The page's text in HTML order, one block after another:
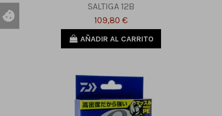
SALTIGA 12B
109,80 €
AÑADIR AL CARRITO